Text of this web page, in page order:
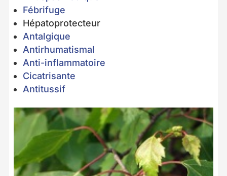
Fébrifuge
Hépatoprotecteur
Antalgique
Antirhumatismal
Anti-inflammatoire
Cicatrisante
Antitussif